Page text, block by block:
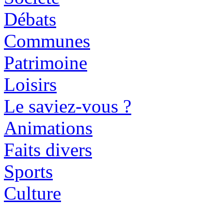
Débats
Communes
Patrimoine
Loisirs
Le saviez-vous ?
Animations
Faits divers
Sports
Culture